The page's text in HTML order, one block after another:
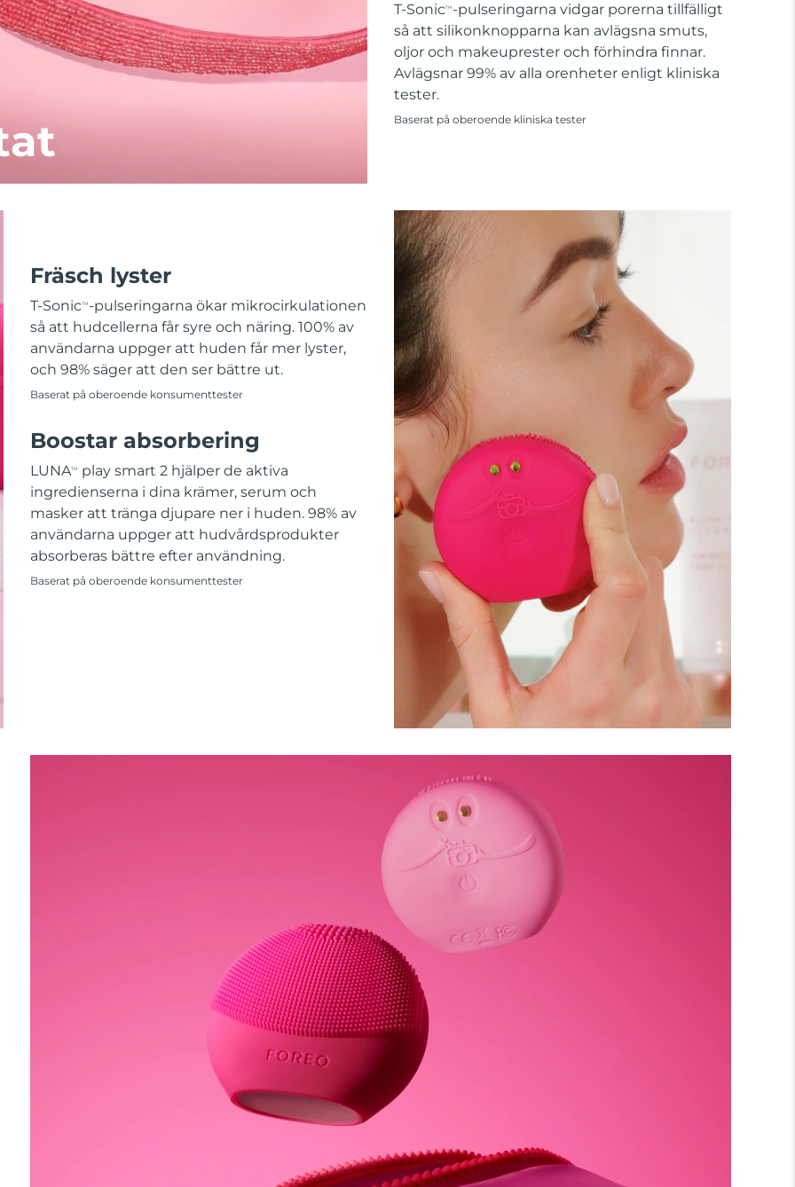
T-SonicTM -pulseringarna vidgar porerna tillfälligt
så att silikonknopparna kan avlägsna smuts,
oljor och makeuprester och förhindra finnar.
Avlägsnar 99% av alla orenheter enligt kliniska
tester.
Baserat på oberoende kliniska tester
Fräsch lyster
T-SonicTM -pulseringarna ökar mikrocirkulationen
så att hudcellerna får syre och näring. 100% av
användarna uppger att huden får mer lyster,
och 98% säger att den ser bättre ut.
Baserat på oberoende konsumenttester
Boostar absorbering
LUNATM
play smart 2 hjälper de aktiva
ingredienserna i dina krämer, serum och
masker att tränga djupare ner i huden. 98% av
användarna uppger att hudvårdsprodukter
absorberas bättre efter användning.
Baserat på oberoende konsumenttester